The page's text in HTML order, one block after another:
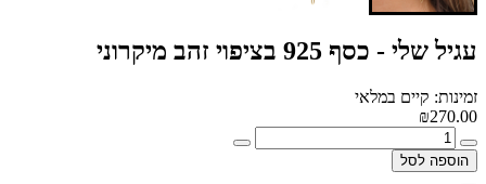
עגיל שלי - כסף 925 בציפוי זהב מיקרוני
זמינות: קיים במלאי
₪270.00
הוספה לסל